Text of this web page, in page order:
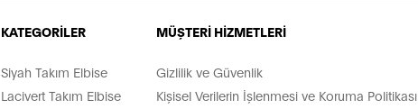
KATEGORİLER
Siyah Takım Elbise
Lacivert Takım Elbise
MÜŞTERİ HİZMETLERİ
Gizlilik ve Güvenlik
Kişisel Verilerin İşlenmesi ve Koruma Politikası